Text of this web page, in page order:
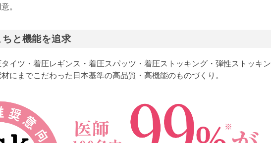
。
と機能を追求
イツ・着圧レギンス・着圧スパッツ・着圧ストッキング・弾性ストッキン
にまでこだわった日本基準の高品質・高機能のものづくり。